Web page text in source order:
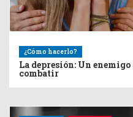
¿Cómo hacerlo?
La depresión: Un
combatir